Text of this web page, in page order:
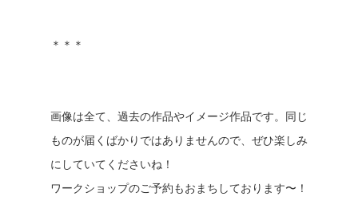
＊＊＊
画像は全て、過去の作品やイメージ作品です。同じ
ものが届くばかりではありませんので、ぜひ楽しみ
にしていてくださいね！
ワークショップのご予約もおまちしております〜！